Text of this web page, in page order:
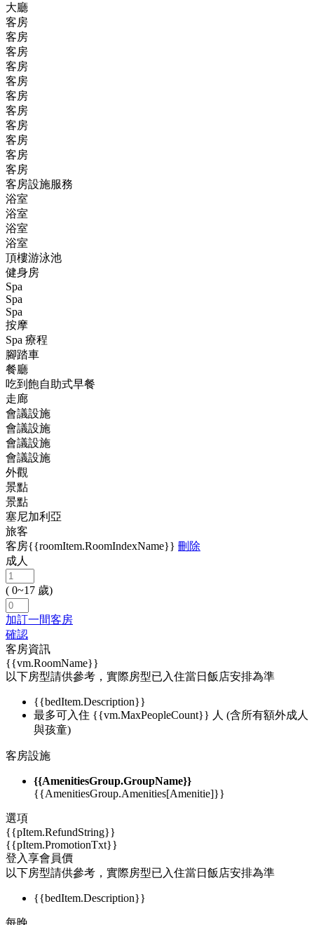
大廳
客房
客房
客房
客房
客房
客房
客房
客房
客房
客房
客房
客房設施服務
浴室
浴室
浴室
浴室
頂樓游泳池
健身房
Spa
Spa
Spa
按摩
Spa 療程
腳踏車
餐廳
吃到飽自助式早餐
走廊
會議設施
會議設施
會議設施
會議設施
外觀
景點
景點
塞尼加利亞
旅客
客房{{roomItem.RoomIndexName}} 刪除
成人
( 0~17 歲)
加訂一間客房
確認
客房資訊
{{vm.RoomName}}
以下房型請供參考，實際房型已入住當日飯店安排為準
{{bedItem.Description}}
最多可入住 {{vm.MaxPeopleCount}} 人 (含所有額外成人
與孩童)
客房設施
{{AmenitiesGroup.GroupName}}
{{AmenitiesGroup.Amenities[Amenitie]}}
選項
{{pItem.RefundString}}
{{pItem.PromotionTxt}}
登入享會員價
以下房型請供參考，實際房型已入住當日飯店安排為準
{{bedItem.Description}}
每晚